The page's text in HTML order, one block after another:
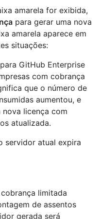
amarela for exibida,
para gerar uma nova
amarela aparece em
situações:
GitHub Enterprise
com cobrança
que o número de
aumentou, e
licença com
atualizada.
servidor atual expira
limitada
de assentos
gerada será